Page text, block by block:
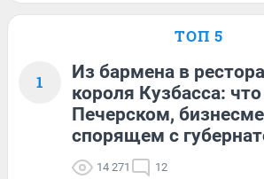
ТОП 5
1
Из бармена в
короля Кузбасса:
Печерском,
спорящем с
14 271 12